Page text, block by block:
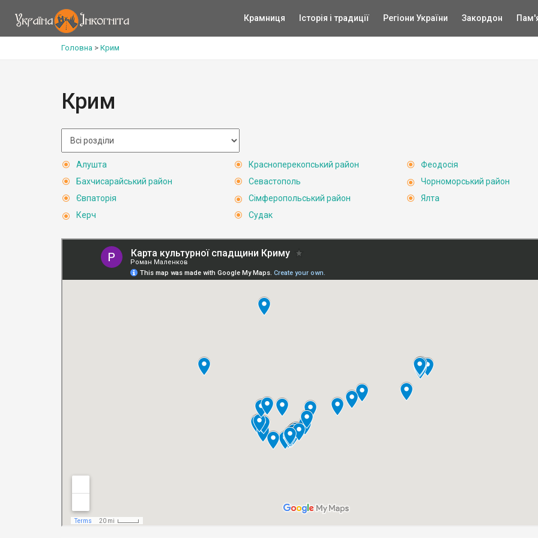
Крамниця Історія і традиції Регіони України Закордон
Головна > Крим
Крим
Алушта
Бахчисарайський район
Євпаторія
Керч
Красноперекопський район
Севастополь
Сімферопольський район
Судак
Феодосія
Чорноморський район
Ялта